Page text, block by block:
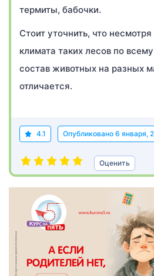
термиты, бабочки.
Стоит уточнить, что
климата таких лесов по
состав животных на разных
отличается.
4.1 Опубликовано 6 января,
Оценить